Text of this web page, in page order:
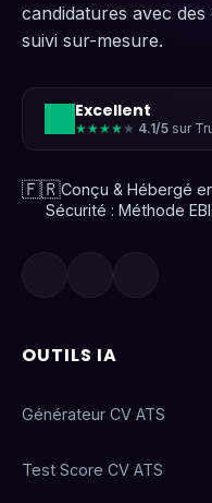
candidatures avec
suivi sur-mesure.
Excellent
★★★★★ 4.1/5 sur
🇫🇷Conçu & Hébergé
Sécurité : Méthode
OUTILS IA
Générateur CV ATS
Test Score CV ATS